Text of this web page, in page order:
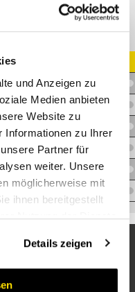
und Anzeigen zu
Medien anbieten
Website zu
Informationen zu Ihrer
Partner für
weiter. Unsere
möglicherweise mit
ihnen bereitgestellt
Nutzung der Dienste
Details zeigen